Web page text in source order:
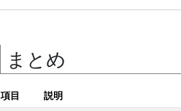
まとめ
項目
説明